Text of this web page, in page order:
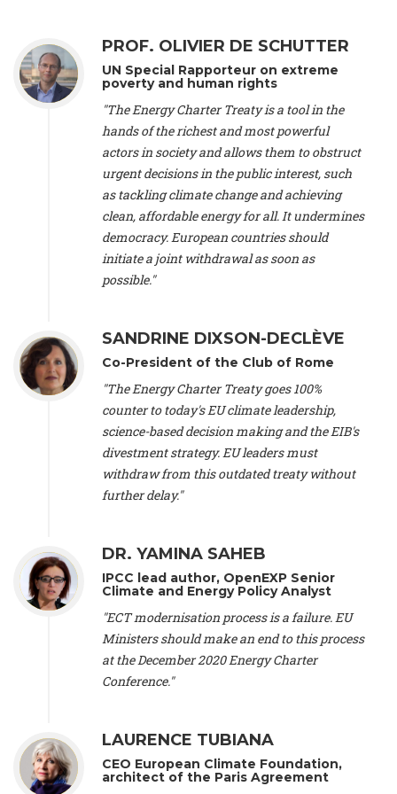
, Green Liberty (Latvia), Prof. Ugo Bardi - Professor of
Physical Chemistry , Università di Firenze (Italy), Prof. Kevin P.
Gallagher -
Professor of Global Development Policy/Director
Global Development Policy Center, Boston University (United
States), Mr. Christophe Murroccu - Responsable
Climat/Energie, Mouvement Ecologique (Luxembourg), Mr.
Lecturer and Researcher
, University of Latvia
(Latvia), Prof. Luis Mundaca -
Resource Efficient Economics and Policy, Lund University
(Sweeden), Dr. Tadzio Mueller - Climate Justice Strategist
Climate Justice Movement (Germany), Prof. James Galbraith -
, University of Texas at Austin (United States), Dr.
Jochen Ohnmacht (Luxembourg), Dr. Céline Guivarch -
, CIRED (France), Dr. Jean Jouzel -
scientist (emeritus), CESE (France), Mr. Peter Sweatman -
University of Lausanne (Switzerland), Prof. Marie Elodie Perga
-Associate professor in environmental science, University of
Lausanne (Switzerland), Prof. Dr. Martin Grosjean -
Oeschger Centre for Climate Change Research, University of
Bern (Switzerland), Prof. Cédric Durand -Associate Professor
University of Geneva (Switzerland), Prof. Frederic Herman -
, University of Lausanne (Switzerland), Prof.
Professor, University of Lausanne
(Switzerland), Prof. Philippe Thalmann -Professor of
, EPFL Lausanne (Switzerland), Prof. Marlyne
University of Paris-Dauphine (France), Prof. Nenes Athanasios
-Professor of Atmospheric Sciences
, EPFL Lausanne
(Switzerland), Dr. Dieter Boer -Associate professor , Universitat
Rovira i Virgili (Spain), Prof. Pedro Rodriguez (Spain), Mr.
Nathan Méténier -Climate and environmental activist, Youth
and Environment Europe (France), Ms. Anuna de Wever -
, Youth for Climate Belgium (Belgium), Dr. José A.
Senior scientist, IETCC. CSIC (Spain), Dr. Martin
Research (Belgium), Prof. Alessandra Arcuri -
Inclusive Global Law and Governance, Erasmus School of
Law, Erasmus University Rotterdam (Netherlands), Mr. Bill
PROF. OLIVIER DE SCHUTTER
UN Special Rapporteur on extreme
poverty and human rights
"The Energy Charter Treaty is a tool in the
hands of the richest and most powerful
actors in society and allows them to obstruct
urgent decisions in the public interest, such
as tackling climate change and achieving
clean, affordable energy for all. It undermines
democracy. European countries should
initiate a joint withdrawal as soon as
possible."
SANDRINE DIXSON-DECLÈVE
Co-President of the Club of Rome
"The Energy Charter Treaty goes 100%
counter to today's EU climate leadership,
science-based decision making and the EIB's
divestment strategy. EU leaders must
withdraw from this outdated treaty without
further delay."
DR. YAMINA SAHEB
IPCC lead author, OpenEXP Senior
Climate and Energy Policy Analyst
"ECT modernisation process is a failure. EU
Ministers should make an end to this process
at the December 2020 Energy Charter
Conference."
LAURENCE TUBIANA
CEO European Climate Foundation,
architect of the Paris Agreement